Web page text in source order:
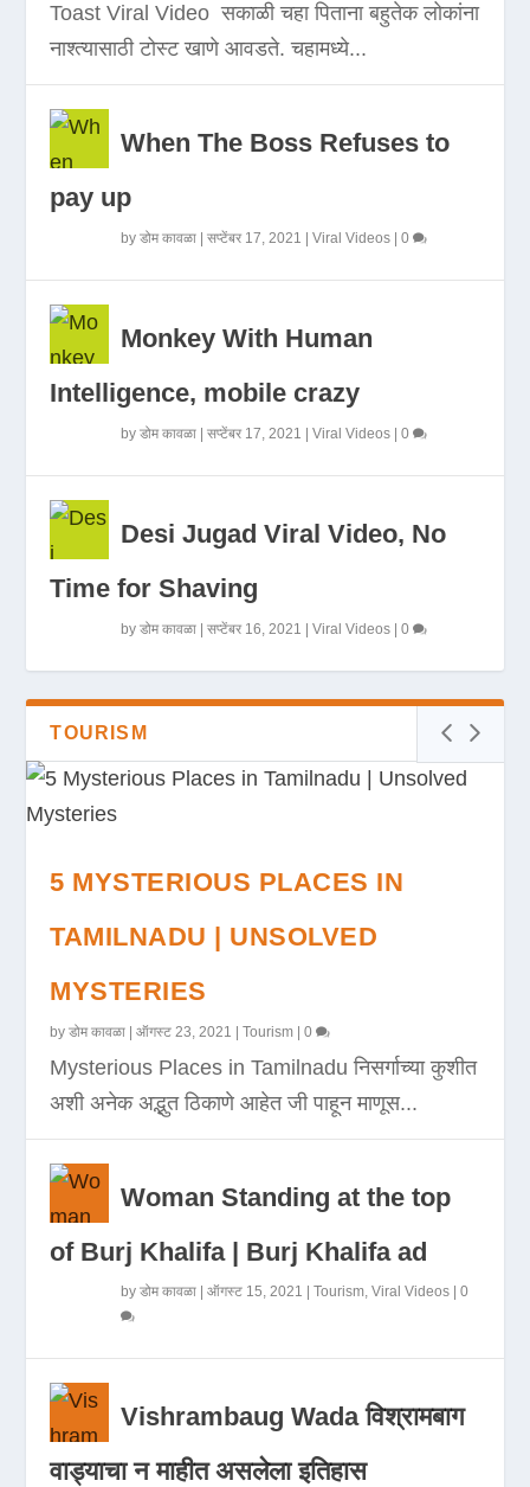
Toast Viral Video सकाळी चहा पिताना बहुतेक लोकांना
नाश्त्यासाठी टोस्ट खाणे आवडते. चहामध्ये...
When The Boss Refuses to
pay up
byडोम कावळा |सप्टेंबर 17, 2021 |Viral Videos |0
Monkey With Human
Intelligence, mobile crazy
byडोम कावळा |सप्टेंबर 17, 2021 |Viral Videos |0
Desi Jugad Viral Video, No
Time for Shaving
byडोम कावळा |सप्टेंबर 16, 2021 |Viral Videos |0
TOURISM
5 MYSTERIOUS PLACES IN
TAMILNADU | UNSOLVED
MYSTERIES
byडोम कावळा |ऑगस्ट 23, 2021 |Tourism |0
Mysterious Places in Tamilnadu निसर्गाच्या कुशीत
अशी अनेक अद्भुत ठिकाणे आहेत जी पाहून माणूस...
Woman Standing at the top
of Burj Khalifa | Burj Khalifa ad
byडोम कावळा |ऑगस्ट 15, 2021 |Tourism ,Viral Videos |0
Vishrambaug Wada विश्रामबाग
वाड्याचा न माहीत असलेला इतिहास